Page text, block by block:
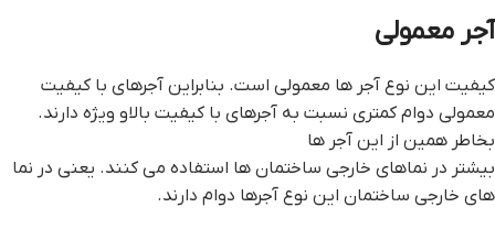
آجر معمولی
کیفیت این نوع آجر ها معمولی است. بنابراین آجرهای با کیفیت
معمولی دوام کمتری نسبت به آجرهای با کیفیت بالاو ویژه دارند.
بخاطر همین از این آجر ها
بیشتر در نماهای خارجی ساختمان ها استفاده می کنند. یعنی در نما
های خارجی ساختمان این نوع آجرها دوام دارند.